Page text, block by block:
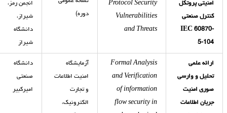
امنیتی پروتکل
کنترل صنعتی
IEC 60870-
5-104
Protocol Security
Vulnerabilities
and Threats
دوره)
انجمن رمز،
شیراز،
دانشگاه
شیراز
ارائه علمی
تحلیل و وارسی
صوری امنیت
جریان اطلاعات
Formal Analysis
and Verification
of information
flow security in
آزمایشگاه
امنیت اطلاعات
و تجارت
الکترونیک،
دانشگاه
صنعتی
امیرکبیر